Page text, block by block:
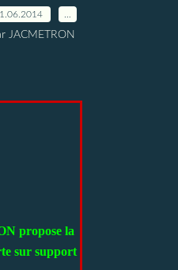
JACMETRON
propose la
sur support